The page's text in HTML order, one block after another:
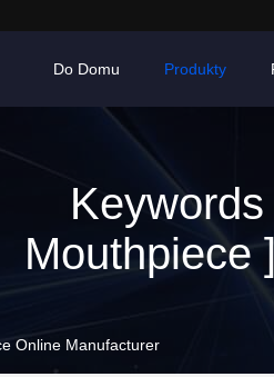
Do Domu Produkty
Mouthpiece
Online Manufacturer